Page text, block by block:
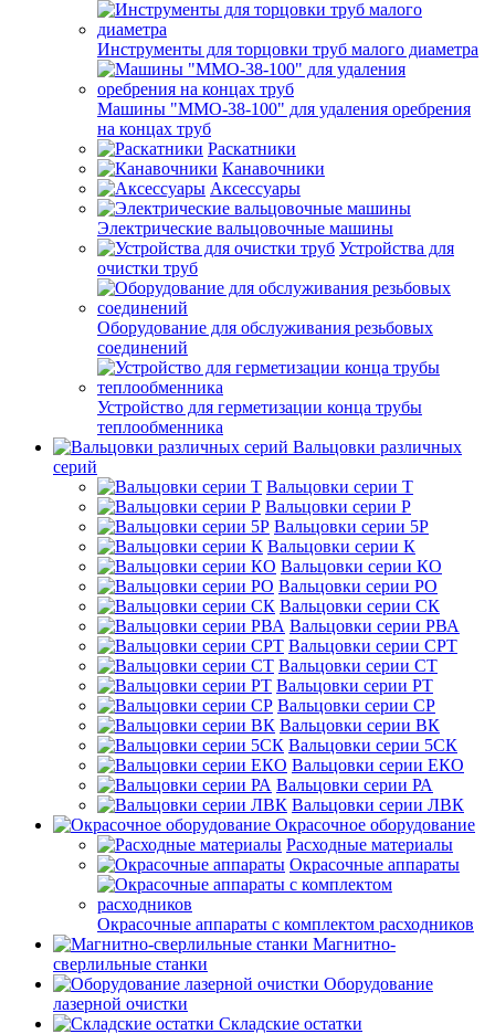
Инструменты для торцовки труб малого диаметра
Машины "ММО-38-100" для удаления оребрения
на концах труб
Раскатники
Канавочники
Аксессуары
Электрические вальцовочные машины
Устройства для
очистки труб
Оборудование для обслуживания резьбовых
соединений
Устройство для герметизации конца трубы
теплообменника
Вальцовки различных
серий
Вальцовки серии Т
Вальцовки серии Р
Вальцовки серии 5Р
Вальцовки серии К
Вальцовки серии КО
Вальцовки серии РО
Вальцовки серии СК
Вальцовки серии РВА
Вальцовки серии СРТ
Вальцовки серии СТ
Вальцовки серии РТ
Вальцовки серии СР
Вальцовки серии ВК
Вальцовки серии 5СК
Вальцовки серии ЕКО
Вальцовки серии РА
Вальцовки серии ЛВК
Окрасочное оборудование
Расходные материалы
Окрасочные аппараты
Окрасочные аппараты с комплектом расходников
Магнитно-
сверлильные станки
Оборудование
лазерной очистки
Складские остатки